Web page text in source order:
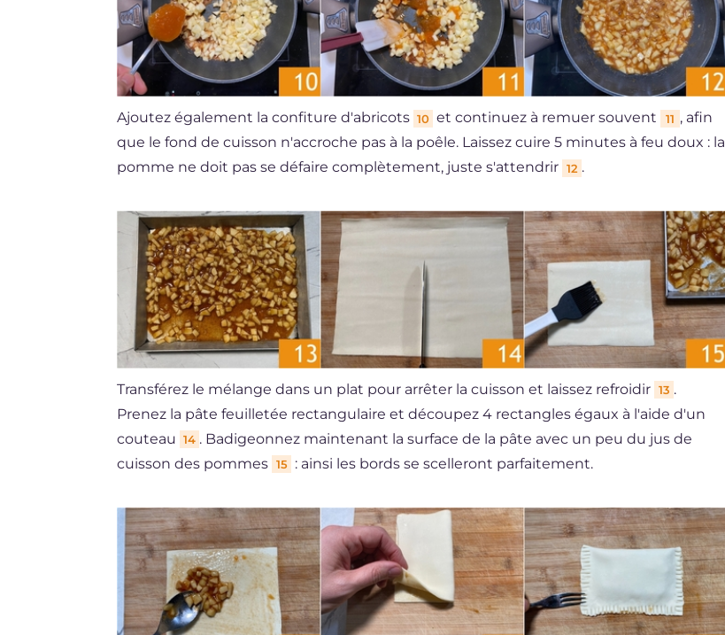
Ajoutez également la confiture d'abricots 10 et continuez à remuer souvent 11 , afin
que le fond de cuisson n'accroche pas à la poêle. Laissez cuire 5 minutes à feu doux : la
pomme ne doit pas se défaire complètement, juste s'attendrir 12 .
Transférez le mélange dans un plat pour arrêter la cuisson et laissez refroidir 13 .
Prenez la pâte feuilletée rectangulaire et découpez 4 rectangles égaux à l'aide d'un
couteau 14 . Badigeonnez maintenant la surface de la pâte avec un peu du jus de
cuisson des pommes 15 : ainsi les bords se scelleront parfaitement.